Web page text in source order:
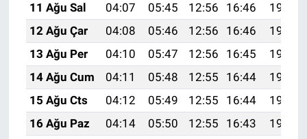
11 Ağu Sal
04:07 05:45 12:56 16:46
19:57
12 Ağu Çar
04:08 05:46 12:56 16:46
19:56
13 Ağu Per
04:10 05:47 12:56 16:45
19:54
14 Ağu Cum
04:11 05:48 12:55 16:44
19:53
15 Ağu Cts
04:12 05:49 12:55 16:44
19:52
16 Ağu Paz
04:14 05:50 12:55 16:43
19:50